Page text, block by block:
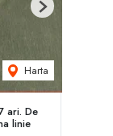
Harta
Next
ari. De
linie